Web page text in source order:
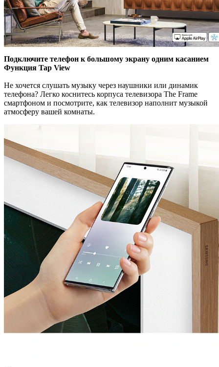
Подключите телефон к большому экрану одним касанием
Функция Tap View
Не хочется слушать музыку через наушники или динамик
телефона? Легко коснитесь корпуса телевизора The Frame
смартфоном и посмотрите, как телевизор наполнит музыкой
атмосферу вашей комнаты.